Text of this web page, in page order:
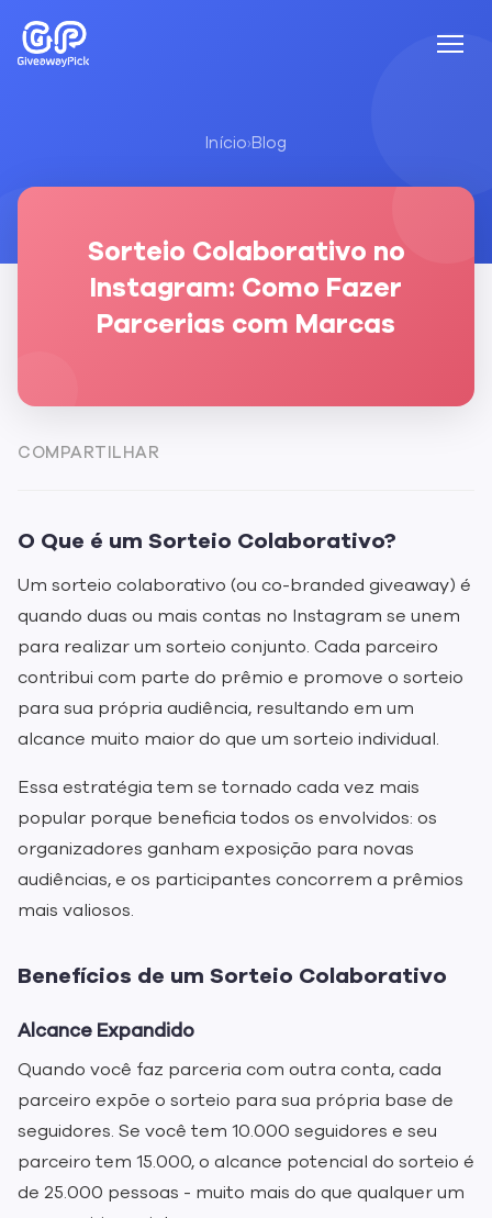
Início›Blog
Sorteio Colaborativo no
Instagram: Como Fazer
Parcerias com Marcas
COMPARTILHAR
O Que é um Sorteio Colaborativo?
Um sorteio colaborativo (ou co-branded giveaway) é
quando duas ou mais contas no Instagram se unem
para realizar um sorteio conjunto. Cada parceiro
contribui com parte do prêmio e promove o sorteio
para sua própria audiência, resultando em um
alcance muito maior do que um sorteio individual.
Essa estratégia tem se tornado cada vez mais
popular porque beneficia todos os envolvidos: os
organizadores ganham exposição para novas
audiências, e os participantes concorrem a prêmios
mais valiosos.
Benefícios de um Sorteio Colaborativo
Alcance Expandido
Quando você faz parceria com outra conta, cada
parceiro expõe o sorteio para sua própria base de
seguidores. Se você tem 10.000 seguidores e seu
parceiro tem 15.000, o alcance potencial do sorteio é
de 25.000 pessoas - muito mais do que qualquer um